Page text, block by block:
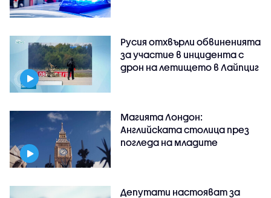
Русия отхвърли обвиненията
за участие в инцидента с
дрон на летището в Лайпциг
Магията Лондон:
Английската столица през
погледа на младите
Депутати настояват за